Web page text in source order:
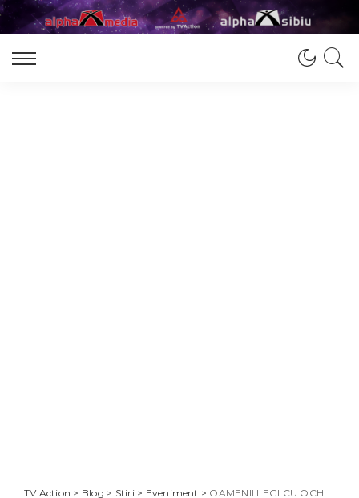
TV Action > Blog > Stiri > Eveniment > OAMENII LEGI CU OCHII PE COMERCIANȚII AMBULANȚI